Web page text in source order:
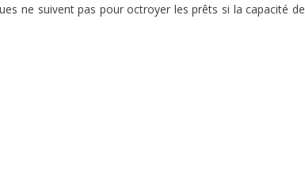
ne suivent pas pour octroyer les prêts si la capacité de